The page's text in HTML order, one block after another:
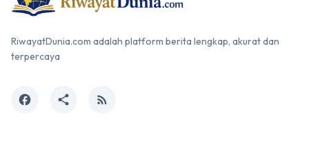
RiwayatDunia.com adalah platform berita lengkap, akurat dan
terpercaya
facebook share rss_feed